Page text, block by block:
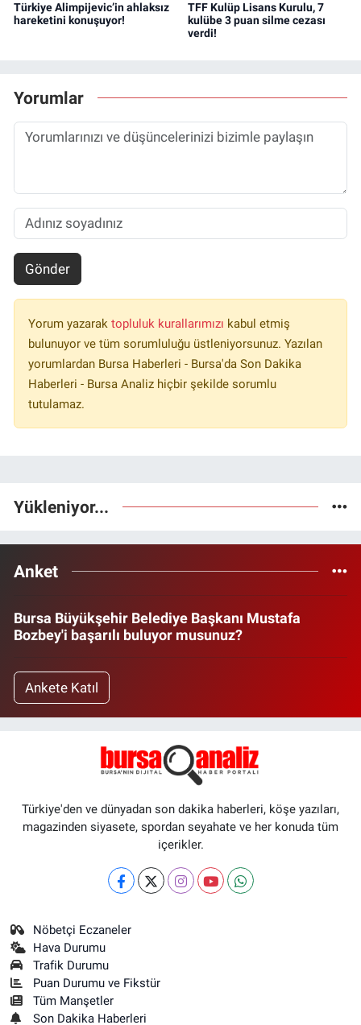
Türkiye Alimpijevic’in ahlaksız
hareketini konuşuyor!
TFF Kulüp Lisans Kurulu, 7
kulübe 3 puan silme cezası
verdi!
Yorumlar
Gönder
Yorum yazarak topluluk kurallarımızı kabul etmiş
bulunuyor ve tüm sorumluluğu üstleniyorsunuz. Yazılan
yorumlardan Bursa Haberleri - Bursa'da Son Dakika
Haberleri - Bursa Analiz hiçbir şekilde sorumlu
tutulamaz.
Yükleniyor...
Anket
Bursa Büyükşehir Belediye Başkanı Mustafa
Bozbey'i başarılı buluyor musunuz?
Ankete Katıl
Türkiye'den ve dünyadan son dakika haberleri, köşe yazıları,
magazinden siyasete, spordan seyahate ve her konuda tüm
içerikler.
Nöbetçi Eczaneler
Hava Durumu
Trafik Durumu
Puan Durumu ve Fikstür
Tüm Manşetler
Son Dakika Haberleri